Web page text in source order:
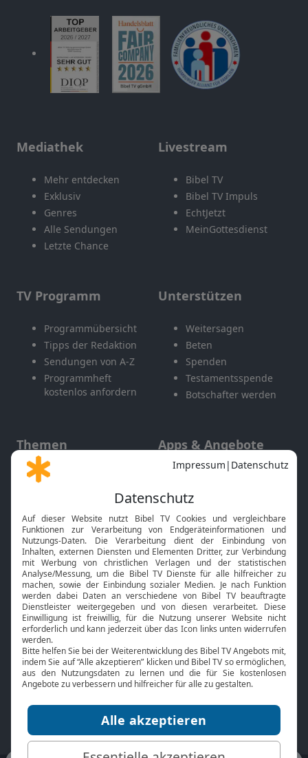
Mediathek
Mehr entdecken
Exklusiv
Genres
Alle Sendungen
Letzte Chance
Livestream
Bibel TV
Bibel TV Impuls
EchtJetzt
MeinGottesdienst
TV Programm
Programmübersicht
Tipps der Redaktion
Sendungen von A-Z
Programmheft
kostenlos anfordern
Unterstützen
Weitersagen
Beten
Spenden
Testamentsspende
Botschafter werden
Themen
Gott und Bibel erklärt
Neuigkeiten
Apps & Angebote
Mobile App
Smart TV
HbbTV
Bibelthek Online-Bibel
Nächster Gottesdienst
Bibel TV
Über uns
Jobs
Mediadaten
Service
Kontakt
TV-Empfang